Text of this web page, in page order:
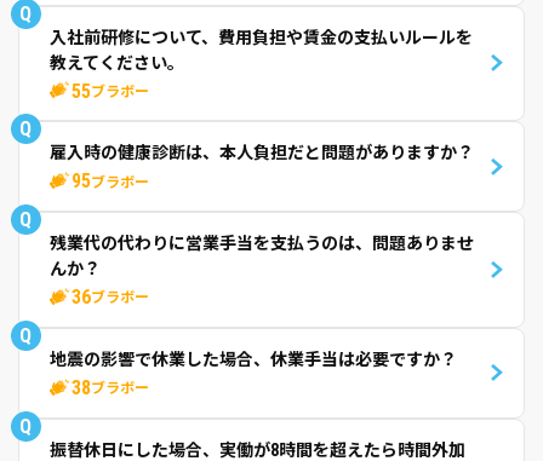
Q
入社前研修について、費用負担や賃金の支払いルールを
教えてください。
55ブラボー
Q
雇入時の健康診断は、本人負担だと問題がありますか？
95ブラボー
Q
残業代の代わりに営業手当を支払うのは、問題ありませ
んか？
36ブラボー
Q
地震の影響で休業した場合、休業手当は必要ですか？
38ブラボー
Q
振替休日にした場合、実働が8時間を超えたら時間外加